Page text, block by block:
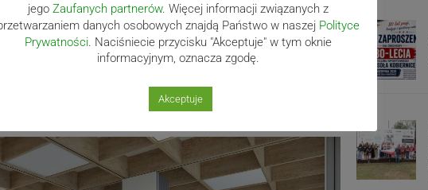
jego Zaufanych partnerów. Więcej informacji związanych z
danych osobowych znajdą Państwo w naszej Polityce
Prywatności . Naciśniecie przycisku "Akceptuje" w tym oknie
informacyjnym, oznacza zgodę.
Akceptuje